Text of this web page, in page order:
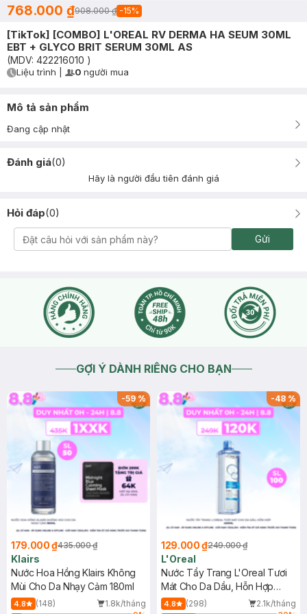
768.000 ₫908.000 ₫ -15%
[TikTok] [COMBO] L'OREAL RV DERMA HA SEUM 30ML
EBT + GLYCO BRIT SERUM 30ML AS
(MDV: 422216010 )
Timer Gray Icon
Liệu trình User Product Icon
0 người mua
Mô tả sản phẩm
Đang cập nhật
Đánh giá(0)
Hãy là người đầu tiên đánh giá
Hỏi đáp(0)
Gửi
GỢI Ý DÀNH RIÊNG CHO BẠN
-59%
179.000 ₫435.000 ₫
Klairs
Nước Hoa Hồng Klairs Không
Mùi Cho Da Nhạy Cảm 180ml
4.8 (148)
1.8k/tháng
-48%
129.000 ₫249.000 ₫
L'Oreal
Nước Tẩy Trang L'Oreal Tươi
Mát Cho Da Dầu, Hỗn Hợp
400ml
4.8 (298)
2.1k/tháng